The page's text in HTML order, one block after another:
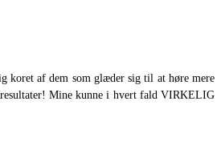
koret af dem som glæder sig til at høre mere
Mine kunne i hvert fald VIRKELIG